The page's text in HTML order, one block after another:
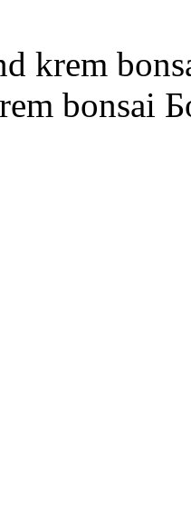
krem
bonsai